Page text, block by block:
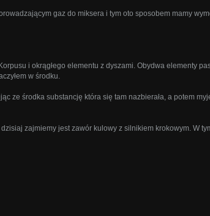
gaz do miksera i tym oto sposobem mamy
i okrągłego elementu z dyszami. Obydwa elementy
w środku.
ze środka substancję która się tam nazbierała, a potem
zajmiemy jest zawór kulowy z silnikiem krokowym. W